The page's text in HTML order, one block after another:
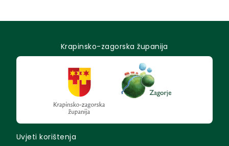
Krapinsko-zagorska županija
Uvjeti korištenja